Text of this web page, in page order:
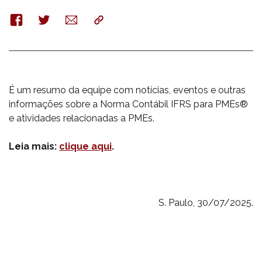
FacebookTwitterE-
mail
Copy
É um resumo da equipe com notícias, eventos e outras
informações sobre a Norma Contábil IFRS para PMEs®
e atividades relacionadas a PMEs.
Leia mais: clique aqui.
S. Paulo, 30/07/2025.